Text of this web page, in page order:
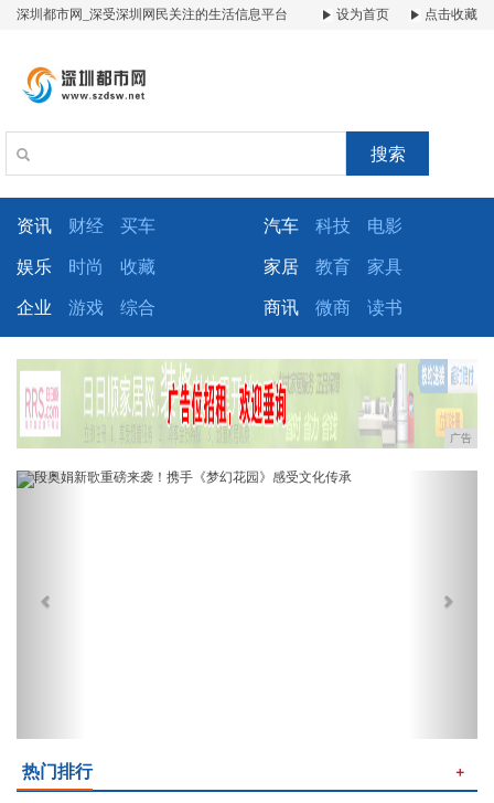
深圳都市网_深受深圳网民关注的生活信息平台 设为首页 点击收藏
搜索
资讯 财经 买车 汽车 科技 电影
娱乐 时尚 收藏 家居 教育 家具
企业 游戏 综合 商讯 微商 读书
广告
Previous
热门排行 ＋